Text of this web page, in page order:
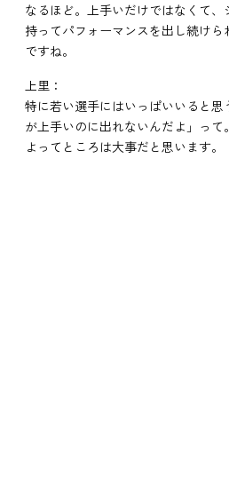
なるほど。上手いだけではなくて
持ってパフォーマンスを出し続けら
ですね。
上里：
特に若い選手にはいっぱいいると
が上手いのに出れないんだよ」っ
よってところは大事だと思います。